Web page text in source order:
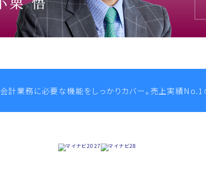
会計業務に必要な機能をしっかりカバー。 売上実績No.1